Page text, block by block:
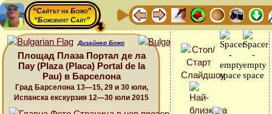
“Сайтът на Божо”
“Божовият Сайт”
Дизайнер Божо
Площад Плаза Портал де ла
Пау (Plaza (Placa) Portal de la
Pau) в Барселона
Град Барселона 13—15, 29 и 30 юли,
Испанска екскурзия 12—30 юли 2015